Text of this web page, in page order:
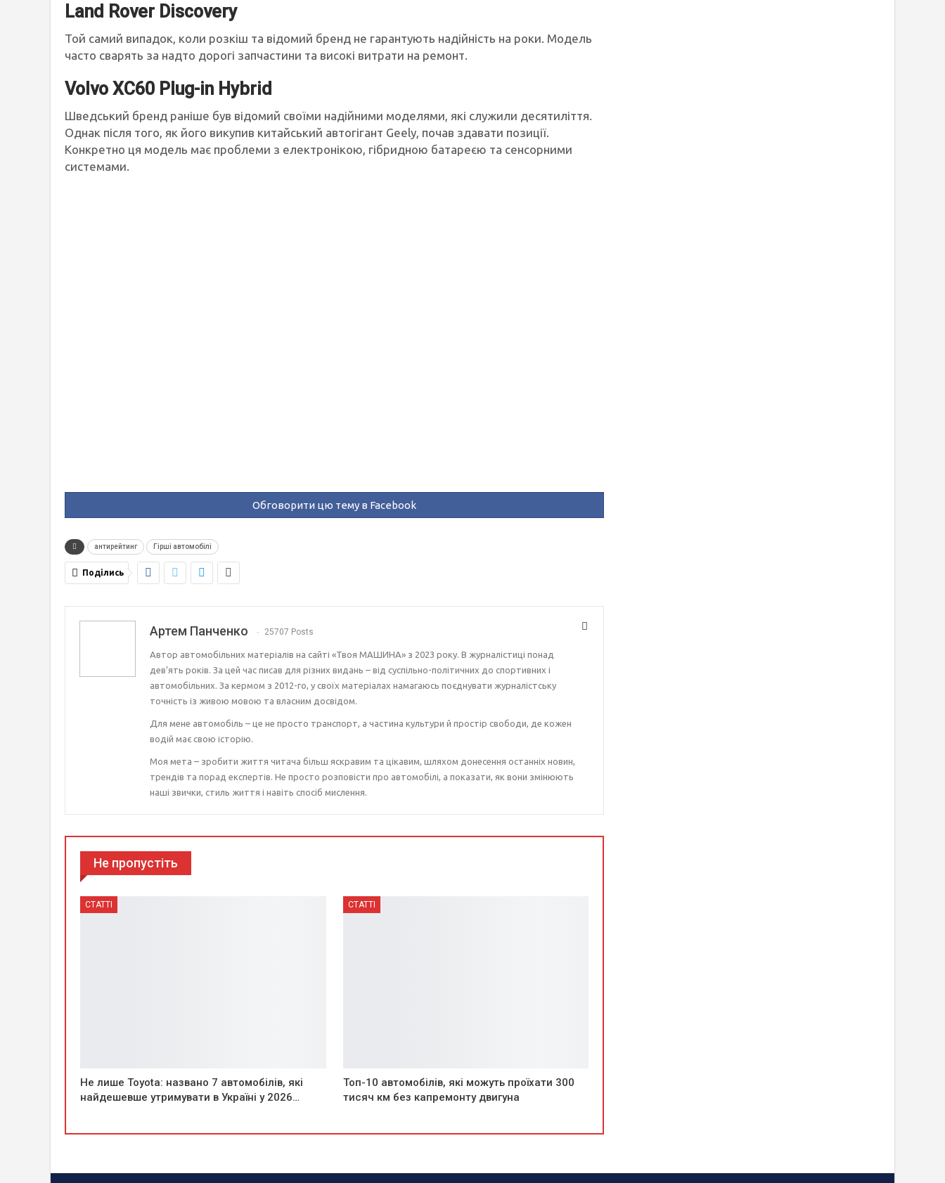
Land Rover Discovery
Той самий випадок, коли розкіш та відомий бренд не гарантують надійність на роки. Модель
часто сварять за надто дорогі запчастини та високі витрати на ремонт.
Volvo XC60 Plug-in Hybrid
Шведський бренд раніше був відомий своїми надійними моделями, які служили десятиліття.
Однак після того, як його викупив китайський автогігант Geely, почав здавати позиції.
Конкретно ця модель має проблеми з електронікою, гібридною батареєю та сенсорними
системами.
Обговорити цю тему в Facebook
антирейтинг Гірші автомобілі
Поділись
Артем Панченко 25707 Posts
Автор автомобільних матеріалів на сайті «Твоя МАШИНА» з 2023 року. В журналістиці понад
дев’ять років. За цей час писав для різних видань – від суспільно-політичних до спортивних і
автомобільних. За кермом з 2012-го, у своїх матеріалах намагаюсь поєднувати журналістську
точність із живою мовою та власним досвідом.
Для мене автомобіль – це не просто транспорт, а частина культури й простір свободи, де кожен
водій має свою історію.
Моя мета – зробити життя читача більш яскравим та цікавим, шляхом донесення останніх новин,
трендів та порад експертів. Не просто розповісти про автомобілі, а показати, як вони змінюють
наші звички, стиль життя і навіть спосіб мислення.
Не пропустіть
СТАТТІ
Не лише Toyota: названо 7 автомобілів, які
найдешевше утримувати в Україні у 2026…
СТАТТІ
Топ-10 автомобілів, які можуть проїхати 300
тисяч км без капремонту двигуна